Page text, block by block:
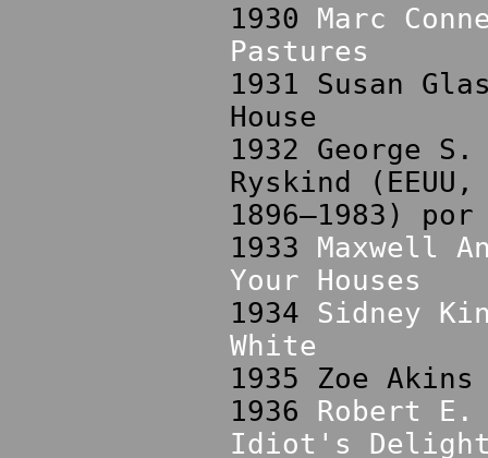
1930 Marc
Pastures
1931 Susan
House
1932 George
Ryskind
1896–1983)
1933 Maxwell
Your Houses
1934 Sidney
White
1935 Zoe
1936 Robert E.
Idiot's